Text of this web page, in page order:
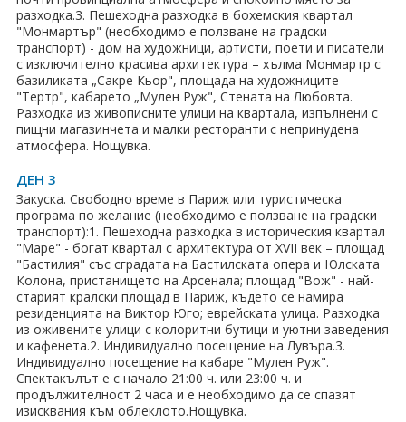
ВХОД ЗА АГЕНТИ
разходка.3. Пешеходна разходка в бохемския квартал
"Монмартър" (необходимо е ползване на градски
транспорт) - дом на художници, артисти, поети и писатели
с изключително красива архитектура – хълма Монмартр с
базиликата „Сакре Кьор", площада на художниците
"Тертр", кабарето „Мулен Руж", Стената на Любовта.
Разходка из живописните улици на квартала, изпълнени с
пищни магазинчета и малки ресторанти с непринудена
атмосфера. Нощувка.
ДЕН 3
Закуска. Свободно време в Париж или туристическа
програма по желание (необходимо е ползване на градски
транспорт):1. Пешеходна разходка в историческия квартал
"Маре" - богат квартал с архитектура от ХVІІ век – площад
"Бастилия" със сградата на Бастилската опера и Юлската
Колона, пристанището на Арсенала; площад "Вож" - най-
старият кралски площад в Париж, където се намира
резиденцията на Виктор Юго; еврейската улица. Разходка
из оживените улици с колоритни бутици и уютни заведения
и кафенета.2. Индивидуално посещение на Лувъра.3.
Индивидуално посещение на кабаре "Мулен Руж".
Спектакълът е с начало 21:00 ч. или 23:00 ч. и
продължителност 2 часа и е необходимо да се спазят
изисквания към облеклото.Нощувка.